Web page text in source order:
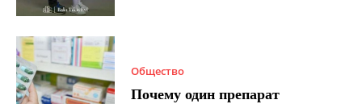
Общество
Почему один препарат